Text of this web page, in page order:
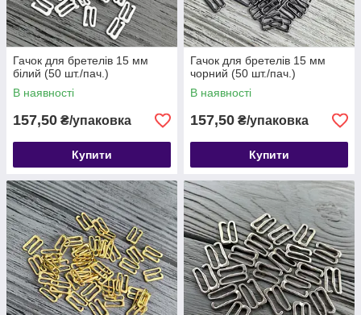
Гачок для бретелів 15 мм
білий (50 шт./пач.)
В наявності
157,50 ₴/упаковка
Купити
Гачок для бретелів 15 мм
чорний (50 шт./пач.)
В наявності
157,50 ₴/упаковка
Купити